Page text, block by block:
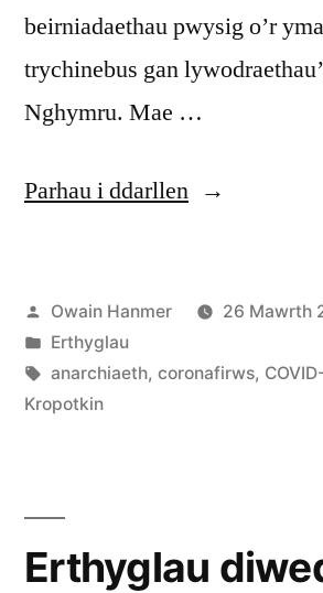
beirniadaethau pwysig o’r
trychinebus gan
Nghymru. Mae …
Parhau i ddarllen
yn
ystod
Cofnodwyd
ar
Owain Hanmer
26 Mawrth
Cofnodwyd
ar
Erthyglau
Tagiau:
anarchiaeth, coronafirws,
Kropotkin
Erthyglau